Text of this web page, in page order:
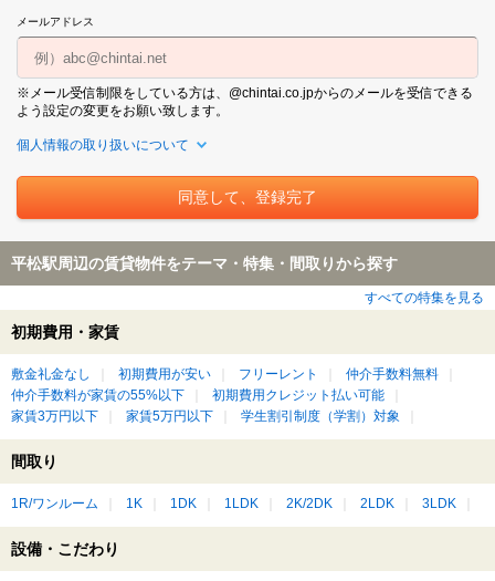
メールアドレス
※メール受信制限をしている方は、@chintai.co.jpからのメールを受信できる
よう設定の変更をお願い致します。
個人情報の取り扱いについて
平松駅周辺の賃貸物件をテーマ・特集・間取りから探す
すべての特集を見る
初期費用・家賃
敷金礼金なし 初期費用が安い フリーレント
仲介手数料無料
仲介手数料が家賃の55%以下
初期費用クレジット払い可能
家賃3万円以下
家賃5万円以下 学生割引制度（学割）対象
間取り
1R/ワンルーム 1K 1DK 1LDK 2K/2DK 2LDK 3LDK
設備・こだわり